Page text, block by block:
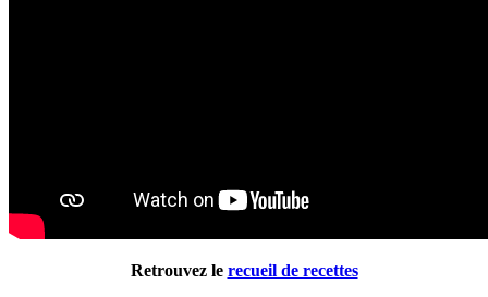
Retrouvez le recueil de recettes